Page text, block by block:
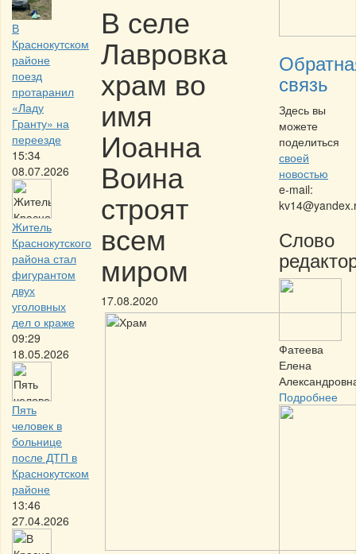
В
Краснокутском
районе
поезд
протаранил
«Ладу
Гранту» на
переезде
15:34
08.07.2026
Житель
Краснокутского
района стал
фигурантом
двух
уголовных
дел о краже
09:29
18.05.2026
Пять
человек в
больнице
после ДТП в
Краснокутском
районе
13:46
27.04.2026
В селе
Лавровка
храм во
имя
Иоанна
Воина
строят
всем
миром
17.08.2020
связь
Здесь вы
можете
поделиться
своей
новостью
e-mail:
Слово
Фатеева
Елена
Подробнее